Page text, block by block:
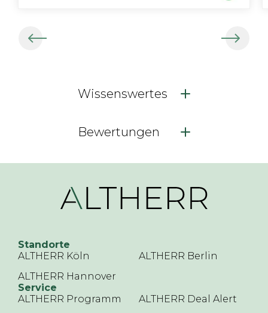
Wissenswertes
Bewertungen
Standorte
ALTHERR Köln
ALTHERR Berlin
ALTHERR Hannover
Service
ALTHERR Programm
ALTHERR Deal Alert